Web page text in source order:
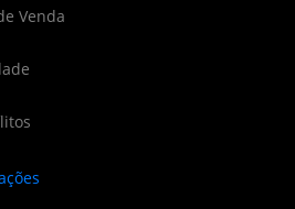
Venda